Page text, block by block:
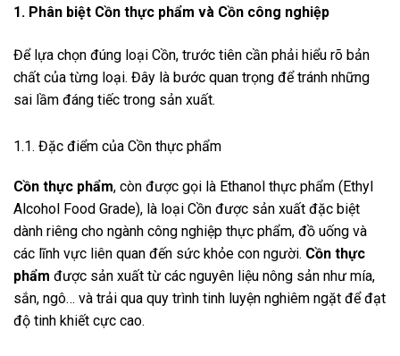
1. Phân biệt Cồn thực phẩm và Cồn công nghiệp
Để lựa chọn đúng loại Cồn, trước tiên cần phải hiểu rõ bản
chất của từng loại. Đây là bước quan trọng để tránh những
sai lầm đáng tiếc trong sản xuất.
1.1. Đặc điểm của Cồn thực phẩm
Cồn thực phẩm, còn được gọi là Ethanol thực phẩm (Ethyl
Alcohol Food Grade), là loại Cồn được sản xuất đặc biệt
dành riêng cho ngành công nghiệp thực phẩm, đồ uống và
các lĩnh vực liên quan đến sức khỏe con người. Cồn thực
phẩm được sản xuất từ các nguyên liệu nông sản như mía,
sắn, ngô… và trải qua quy trình tinh luyện nghiêm ngặt để đạt
độ tinh khiết cực cao.